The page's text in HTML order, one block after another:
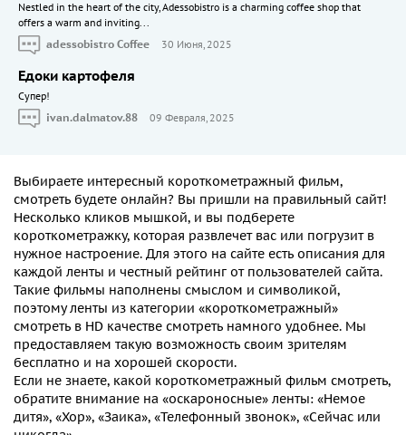
Nestled in the heart of the city, Adessobistro is a charming coffee shop that
offers a warm and inviting...
adessobistro Coffee
30 Июня, 2025
Едоки картофеля
Cупер!
ivan.dalmatov.88
09 Февраля, 2025
Выбираете интересный короткометражный фильм,
смотреть будете онлайн? Вы пришли на правильный сайт!
Несколько кликов мышкой, и вы подберете
короткометражку, которая развлечет вас или погрузит в
нужное настроение. Для этого на сайте есть описания для
каждой ленты и честный рейтинг от пользователей сайта.
Такие фильмы наполнены смыслом и символикой,
поэтому ленты из категории «короткометражный»
смотреть в HD качестве смотреть намного удобнее. Мы
предоставляем такую возможность своим зрителям
бесплатно и на хорошей скорости.
Если не знаете, какой короткометражный фильм смотреть,
обратите внимание на «оскароносные» ленты: «Немое
дитя», «Хор», «Заика», «Телефонный звонок», «Сейчас или